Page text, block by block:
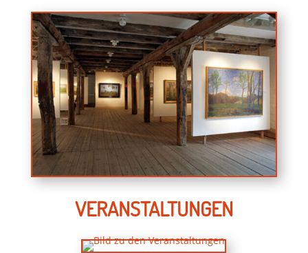
VERANSTALTUNGEN